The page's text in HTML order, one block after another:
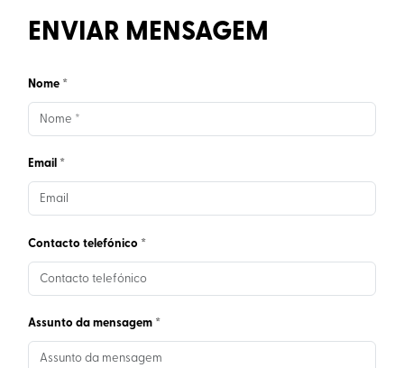
ENVIAR MENSAGEM
Nome *
Email *
Contacto telefónico *
Assunto da mensagem *